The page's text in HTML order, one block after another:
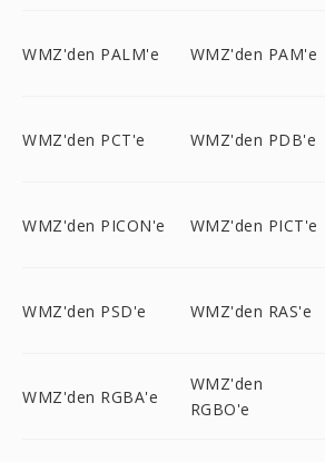
WMZ'den PALM'e WMZ'den PAM'e
WMZ'den PCT'e WMZ'den PDB'e
WMZ'den PICON'e WMZ'den PICT'e
WMZ'den PSD'e WMZ'den RAS'e
WMZ'den RGBA'e
WMZ'den
RGBO'e